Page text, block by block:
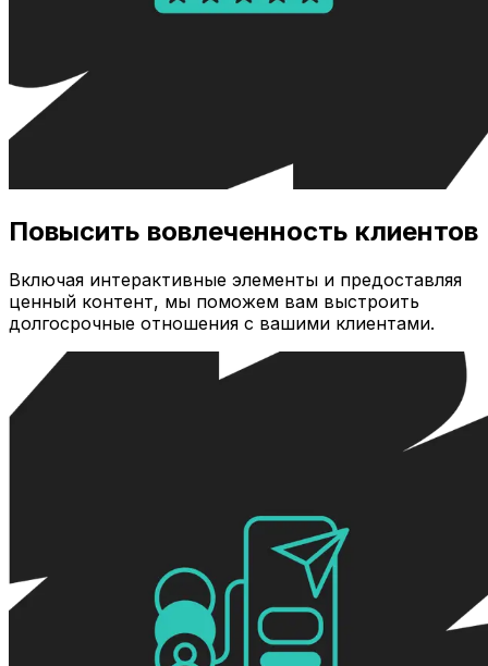
Повысить вовлеченность клиентов
Включая интерактивные элементы и предоставляя
ценный контент, мы поможем вам выстроить
долгосрочные отношения с вашими клиентами.